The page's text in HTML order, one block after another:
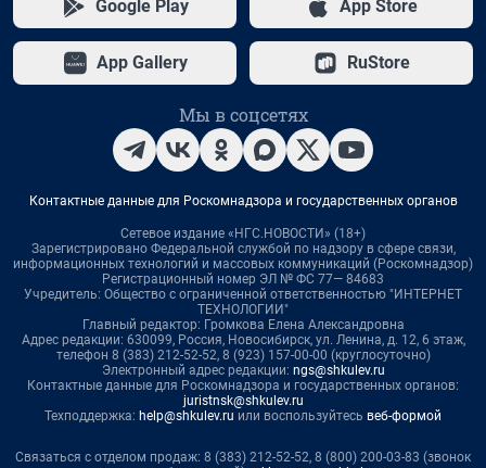
Google Play App Store
App Gallery RuStore
Мы в соцсетях
Контактные данные для Роскомнадзора и государственных органов
Сетевое издание «НГС.НОВОСТИ» (18+)
Зарегистрировано Федеральной службой по надзору в сфере связи,
информационных технологий и массовых коммуникаций (Роскомнадзор)
Регистрационный номер ЭЛ № ФС 77— 84683
Учредитель: Общество с ограниченной ответственностью "ИНТЕРНЕТ
ТЕХНОЛОГИИ"
Главный редактор: Громкова Елена Александровна
Адрес редакции: 630099, Россия, Новосибирск, ул. Ленина, д. 12, 6 этаж,
телефон 8 (383) 212-52-52, 8 (923) 157-00-00 (круглосуточно)
Электронный адрес редакции: ngs@shkulev.ru
Контактные данные для Роскомнадзора и государственных органов:
juristnsk@shkulev.ru
Техподдержка: help@shkulev.ru или воспользуйтесь веб-формой
Связаться с отделом продаж: 8 (383) 212-52-52, 8 (800) 200-03-83 (звонок